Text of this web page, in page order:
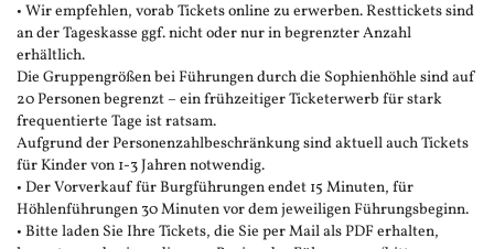
• Wir empfehlen, vorab Tickets online zu erwerben. Resttickets sind
an der Tageskasse ggf. nicht oder nur in begrenzter Anzahl
erhältlich.
Die Gruppengrößen bei Führungen durch die Sophienhöhle sind auf
20 Personen begrenzt – ein frühzeitiger Ticketerwerb für stark
frequentierte Tage ist ratsam.
Aufgrund der Personenzahlbeschränkung sind aktuell auch Tickets
für Kinder von 1-3 Jahren notwendig.
• Der Vorverkauf für Burgführungen endet 15 Minuten, für
Höhlenführungen 30 Minuten vor dem jeweiligen Führungsbeginn.
• Bitte laden Sie Ihre Tickets, die Sie per Mail als PDF erhalten,